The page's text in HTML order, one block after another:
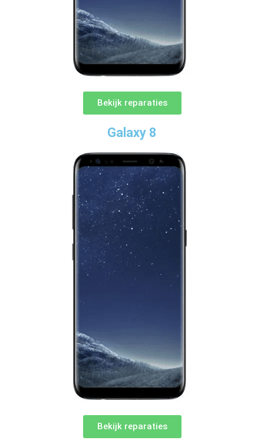
Bekijk reparaties
Galaxy 8
Bekijk reparaties